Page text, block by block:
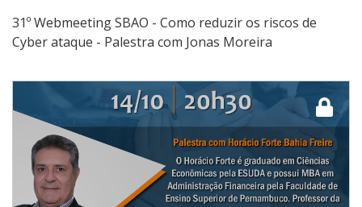
31º Webmeeting SBAO - Como reduzir os riscos de
Cyber ataque - Palestra com Jonas Moreira